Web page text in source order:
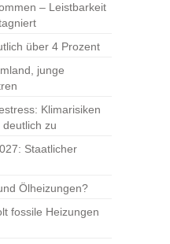
– Leistbarkeit
über 4 Prozent
junge
Klimarisiken
zu
Staatlicher
Ölheizungen?
fossile Heizungen